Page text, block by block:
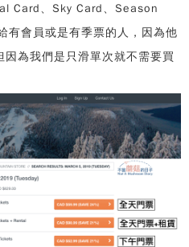
Card、Sky Card、Season
有會員或是有季票的人，因為他
為我們是只滑單次就不需要買